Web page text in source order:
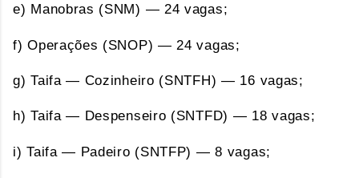
e) Manobras (SNM) — 24 vagas;
f) Operações (SNOP) — 24 vagas;
g) Taifa — Cozinheiro (SNTFH) — 16 vagas;
h) Taifa — Despenseiro (SNTFD) — 18 vagas;
i) Taifa — Padeiro (SNTFP) — 8 vagas;